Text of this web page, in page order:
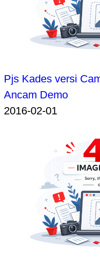
Pjs Kades versi
Ancam Demo
2016-02-01